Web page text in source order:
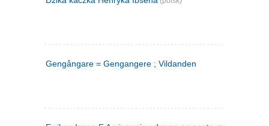
Gengångare = Gengangere ; Vildanden